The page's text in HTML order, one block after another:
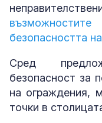
безопасността
Сред
безопасност за
на ограждения,
точки в